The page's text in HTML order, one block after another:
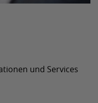
und Services